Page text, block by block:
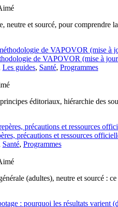
neutre et sourcé, pour comprendre
de VAPOVOR (mise à
Les guides, Santé, Programmes
éditoriaux, hiérarchie des
précautions et ressources
Santé, Programmes
(adultes), neutre et sourcé :